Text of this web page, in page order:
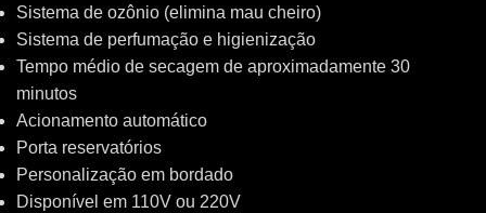
Sistema de ozônio (elimina mau cheiro)
Sistema de perfumação e higienização
Tempo médio de secagem de aproximadamente 30
minutos
Acionamento automático
Porta reservatórios
Personalização em bordado
Disponível em 110V ou 220V